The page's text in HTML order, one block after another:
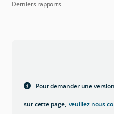
Derniers rapports
Pour demander une
sur cette page, veuillez nous